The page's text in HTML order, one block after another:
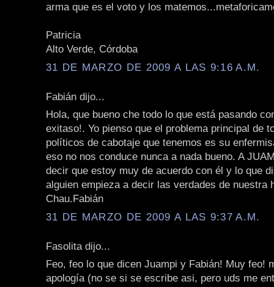
arma que es el voto y los
Patricia
Alto Verde, Córdoba
31 DE MARZO DE 2009 A LAS 9:16 A.M.
Fabián dijo...
Hola, que bueno che todo lo que está pasando
exitaso!. Yo pienso que el problema principal de
políticos de cabotaje que tenemos es su
eso no nos conduce nunca a nada bueno. A
decir que estoy muy de acuerdo con él y lo que
alguien empieza a decir las verdades de nuestra
Chau.Fabián
31 DE MARZO DE 2009 A LAS 9:37 A.M.
Fasolita dijo...
Feo, feo lo que dicen Juampi y Fabián! Muy feo!
apología (no se si se escribe asi, pero uds me